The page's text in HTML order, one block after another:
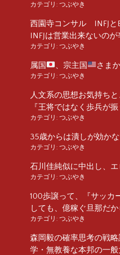
カテゴリ: つぶやき
西園寺コンサル INFJと
INFJは営業出来ないのが
カテゴリ: つぶやき
属国 、宗主国 さま
カテゴリ: つぶやき
人文系の思想お気持ち
『王将ではなく歩兵が
カテゴリ: つぶやき
35歳からは潰しが効か
カテゴリ: つぶやき
石川佳純似に中出し、エ
カテゴリ: つぶやき
100歩譲って、『サッカ
しても、億稼ぐ旦那だ
カテゴリ: つぶやき
森岡毅の確率思考の戦
学・無教養な本邦の一般